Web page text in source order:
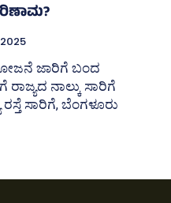
ಯೋಜನೆ ಜಾರಿಗೆ ಬಂದ
ನಾಲ್ಕು ಸಾರಿಗೆ
ಸಾರಿಗೆ, ಬೆಂಗಳೂರು